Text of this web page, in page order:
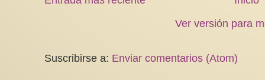
Ver versión para
Suscribirse a: Enviar comentarios (Atom)